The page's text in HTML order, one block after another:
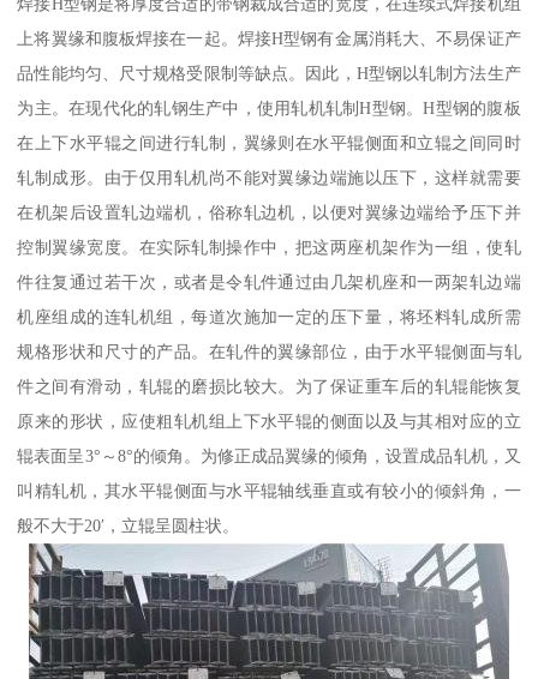
上将翼缘和腹板焊接在一起。焊接H型钢有金属消耗大、不易保证产
品性能均匀、尺寸规格受限制等缺点。因此，H型钢以轧制方法生产
为主。在现代化的轧钢生产中，使用轧机轧制H型钢。H型钢的腹板
在上下水平辊之间进行轧制，翼缘则在水平辊侧面和立辊之间同时
轧制成形。由于仅用轧机尚不能对翼缘边端施以压下，这样就需要
在机架后设置轧边端机，俗称轧边机，以便对翼缘边端给予压下并
控制翼缘宽度。在实际轧制操作中，把这两座机架作为一组，使轧
件往复通过若干次，或者是令轧件通过由几架机座和一两架轧边端
机座组成的连轧机组，每道次施加一定的压下量，将坯料轧成所需
规格形状和尺寸的产品。在轧件的翼缘部位，由于水平辊侧面与轧
件之间有滑动，轧辊的磨损比较大。为了保证重车后的轧辊能恢复
原来的形状，应使粗轧机组上下水平辊的侧面以及与其相对应的立
辊表面呈3°～8°的倾角。为修正成品翼缘的倾角，设置成品轧机，又
叫精轧机，其水平辊侧面与水平辊轴线垂直或有较小的倾斜角，一
般不大于20′，立辊呈圆柱状。